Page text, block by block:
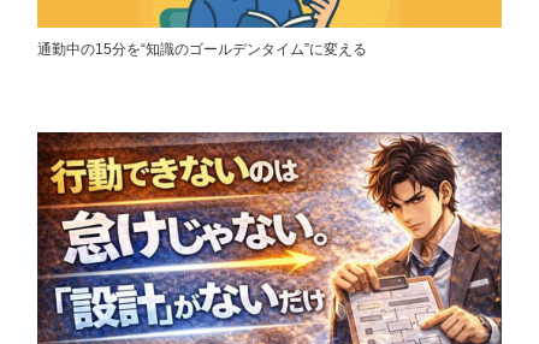
通勤中の15分を“知識のゴールデンタイム”に変える